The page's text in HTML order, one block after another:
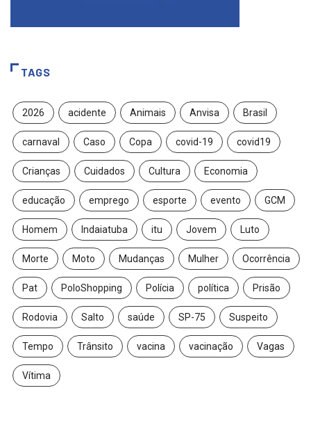
TAGS
2026 acidente Animais Anvisa Brasil
carnaval Caso Copa covid-19 covid19
Crianças Cuidados Cultura Economia
educação emprego esporte evento GCM
Homem Indaiatuba itu Jovem Luto
Morte Moto Mudanças Mulher Ocorrência
Pat PoloShopping Polícia política Prisão
Rodovia Salto saúde SP-75 Suspeito
Tempo Trânsito vacina vacinação Vagas
Vítima